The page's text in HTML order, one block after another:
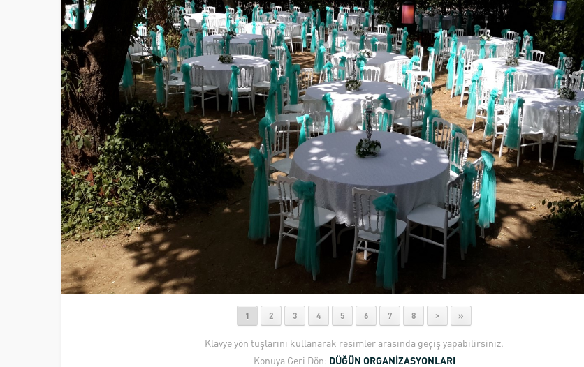
1 2 3 4 5 6 7 8 > »
Klavye yön tuşlarını kullanarak resimler arasında geçiş yapabilirsiniz.
Konuya Geri Dön: DÜĞÜN ORGANİZASYONLARI